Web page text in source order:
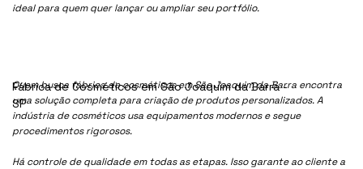
ideal para quem quer lançar ou ampliar seu portfólio.
Quem busca fábrica de cosméticos em São Joaquim da Barra encontra
uma solução completa para criação de produtos personalizados. A
indústria de cosméticos usa equipamentos modernos e segue
procedimentos rigorosos.
Há controle de qualidade em todas as etapas. Isso garante ao cliente a
Fábrica de Cosméticos em São Joaquim da Barra -
SP